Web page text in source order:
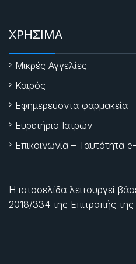
ΧΡΗΣΙΜΑ
Μικρές Αγγελίες
Καιρός
Εφημερεύοντα φαρμακεία
Ευρετήριο Ιατρών
Επικοινωνία – Ταυτότητα
Η ιστοσελίδα λειτουργεί
2018/334 της Επιτροπής της